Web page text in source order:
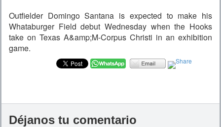
Outfielder Domingo Santana is expected to make his
Whataburger Field debut Wednesday when the Hooks
take on Texas A&amp;M-Corpus Christi in an exhibition
game.
Déjanos tu comentario